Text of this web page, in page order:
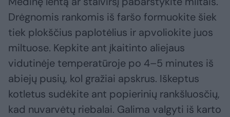
Drėgnomis rankomis iš faršo formuokite šiek
tiek plokščius paplotėlius ir apvoliokite juos
miltuose. Kepkite ant įkaitinto aliejaus
vidutinėje temperatūroje po 4–5 minutes iš
abiejų pusių, kol gražiai apskrus. Iškeptus
kotletus sudėkite ant popierinių rankšluosčių,
kad nuvarvėtų riebalai. Galima valgyti iš karto